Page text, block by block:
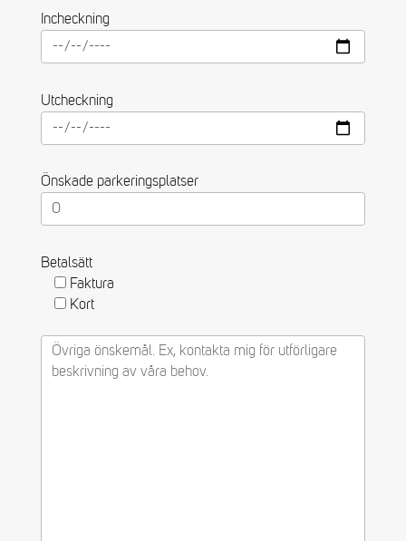
Incheckning
Utcheckning
Önskade parkeringsplatser
Betalsätt
Faktura
Kort